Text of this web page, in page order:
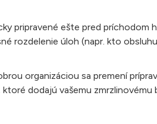
pripravené ešte pred príchodom
rozdelenie úloh (napr. kto
organizáciou sa premení
, ktoré dodajú vašemu